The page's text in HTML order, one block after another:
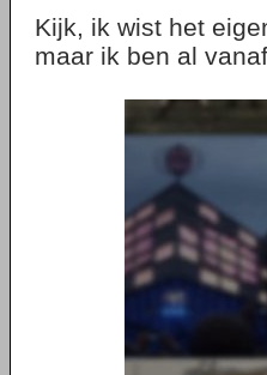
Kijk, ik wist het
maar ik ben al